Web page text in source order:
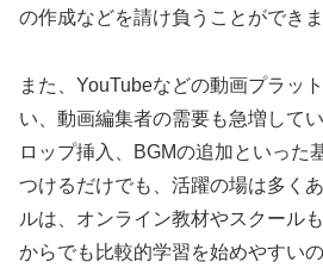
の作成などを請け負うことができま
また、YouTubeなどの動画プラッ
い、動画編集者の需要も急増して
ロップ挿入、BGMの追加といった
つけるだけでも、活躍の場は多く
ルは、オンライン教材やスクール
からでも比較的学習を始めやすい